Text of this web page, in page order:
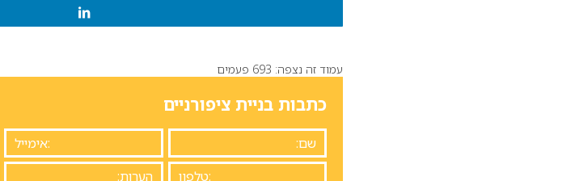
עמוד זה נצפה: 693 פעמים
כתבות בניית ציפורניים